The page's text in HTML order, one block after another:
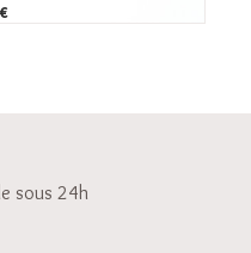
sous 24h